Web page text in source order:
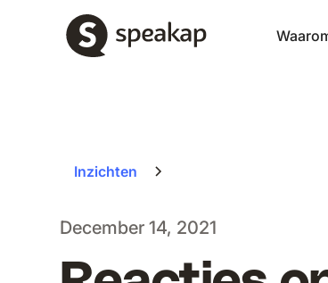
Inzichten
December 14, 2021